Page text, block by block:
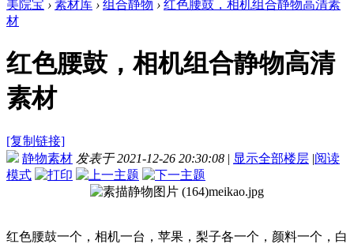
美院宝 › 素材库 › 组合静物 › 红色腰鼓，相机组合静物高清素
材
红色腰鼓，相机组合静物高清
素材
[复制链接]
静物素材 发表于 2021-12-26 20:30:08 | 显示全部楼层 |阅读
模式
红色腰鼓一个，相机一台，苹果，梨子各一个，颜料一个，白